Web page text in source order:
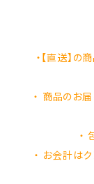
・【直送】の商
・ 商品のお届
・ 包
・ お会計はクレ